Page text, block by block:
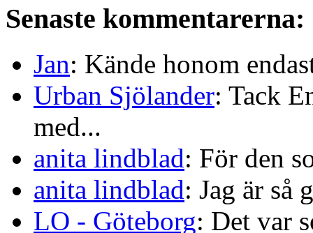
Senaste kommentarerna:
Jan: Kände honom
Urban Sjölander: Tack
med...
anita lindblad: För den
anita lindblad: Jag är så
LO - Göteborg: Det var